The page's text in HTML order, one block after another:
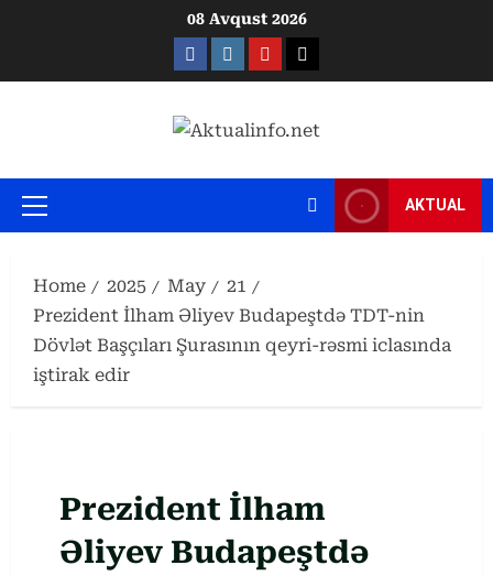
08 Avqust 2026
FacebookInstagram
Youtube
X
Primary
AKTUAL
Home 2025 May
21
Prezident İlham Əliyev Budapeştdə TDT-nin
Dövlət Başçıları Şurasının qeyri-rəsmi iclasında
iştirak edir
Prezident İlham
Əliyev Budapeştdə